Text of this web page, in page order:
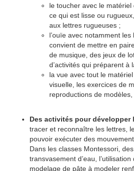
le toucher avec le
ce qui est lisse ou
aux lettres rugueuses ;
l’ouïe avec notamment les
convient de mettre en
de musique, des jeux de
d’activités qui préparent à
la vue avec tout le
visuelle, les exercices de
reproductions de modèles,
Des activités pour développer
tracer et reconnaître les lettres,
pouvoir exécuter des
Dans les classes Montessori,
transvasement d’eau,
modelage de pâte à modeler